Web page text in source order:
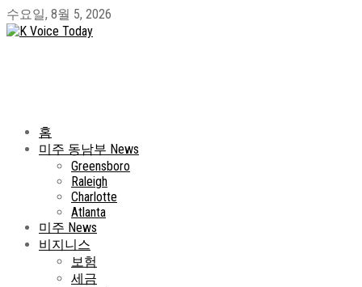
수요일, 8월 5, 2026
홈
미주 동남부 News
Greensboro
Raleigh
Charlotte
Atlanta
미주 News
비지니스
보험
세금